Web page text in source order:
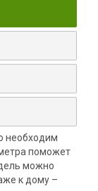
необходим
поможет
можно
к дому –